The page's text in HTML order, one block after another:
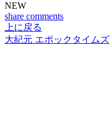
NEW
share comments
上に戻る
大紀元 エポックタイムズ